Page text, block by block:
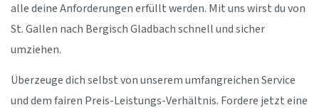
alle deine Anforderungen erfüllt werden. Mit uns wirst du von
St. Gallen nach Bergisch Gladbach schnell und sicher
umziehen.
Überzeuge dich selbst von unserem umfangreichen Service
und dem fairen Preis-Leistungs-Verhältnis. Fordere jetzt eine